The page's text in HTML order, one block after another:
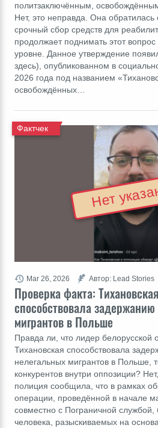
политзаключённым,
Нет, это неправда. Она
срочный сбор средств для
продолжает поднимать этот
уровне. Данное утверждение
здесь), опубликованном в
2026 года под названием
освобождённых…
Проверка факта:
способствовала
мигрантов в Польше
Фактчек
Правда ли, что лидер белорусской
Тихановская способствовала
нелегальных мигрантов в Польше,
конкурентов внутри оппозиции?
полиция сообщила, что в рамках
операции, проведённой в начале
совместно с Пограничной
человека, разыскиваемых на
Mar 26, 2026 Автор: Lead Stories
Нет